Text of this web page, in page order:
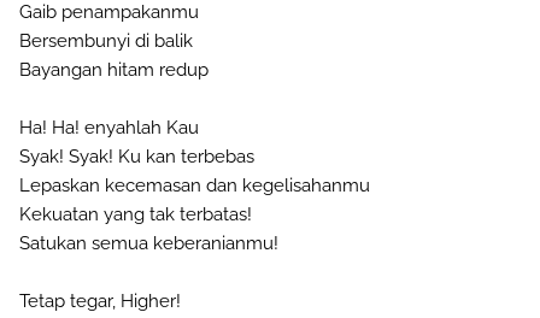
Gaib penampakanmu
Bersembunyi di balik
Bayangan hitam redup
Ha! Ha! enyahlah Kau
Syak! Syak! Ku kan terbebas
Lepaskan kecemasan dan kegelisahanmu
Kekuatan yang tak terbatas!
Satukan semua keberanianmu!
Tetap tegar, Higher!